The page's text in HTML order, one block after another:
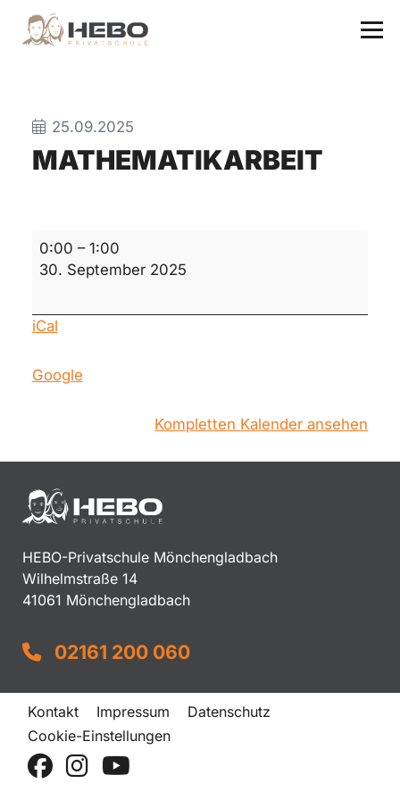
25.09.2025
MATHEMATIKARBEIT
Mathematikarbeit
0:00 – 1:00
30. September 2025
iCal
Google
Kompletten Kalender ansehen
HEBO-Privatschule Mönchengladbach
Wilhelmstraße 14
41061 Mönchengladbach
02161 200 060
Kontakt Impressum
Datenschutz
Cookie-Einstellungen